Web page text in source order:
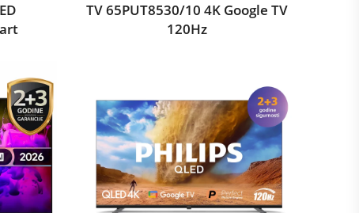
TV 65PUT8530/10 4K Google TV
120Hz